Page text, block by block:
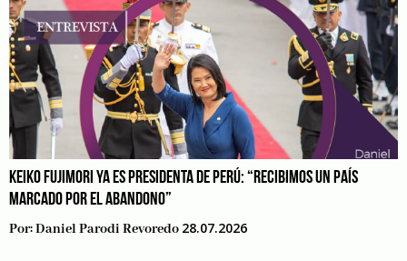
KEIKO FUJIMORI YA ES PRESIDENTA DE PERÚ: “RECIBIMOS UN PAÍS
MARCADO POR EL ABANDONO”
Por:Daniel Parodi Revoredo 28.07.2026